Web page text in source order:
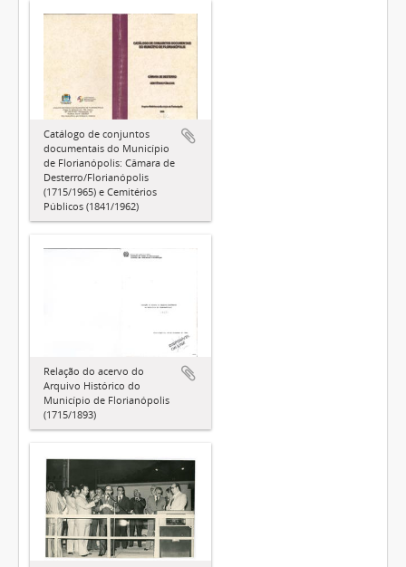
Catálogo de conjuntos
documentais do Município
de Florianópolis: Câmara de
Desterro/Florianópolis
(1715/1965) e Cemitérios
Públicos (1841/1962)
Relação do acervo do
Arquivo Histórico do
Município de Florianópolis
(1715/1893)